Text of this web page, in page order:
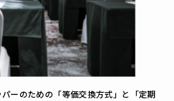
パーのための「等価交換方式」と「定期